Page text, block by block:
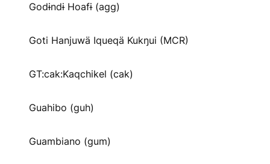
Godɨndɨ Hoafɨ (agg)
Goti Hanjuwä Iqueqä Kukŋui (MCR)
GT:cak:Kaqchikel (cak)
Guahibo (guh)
Guambiano (gum)